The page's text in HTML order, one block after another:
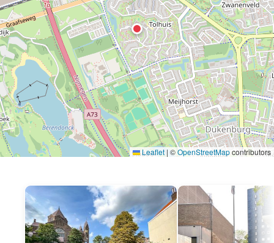
Leaflet | ©OpenStreetMapcontributors